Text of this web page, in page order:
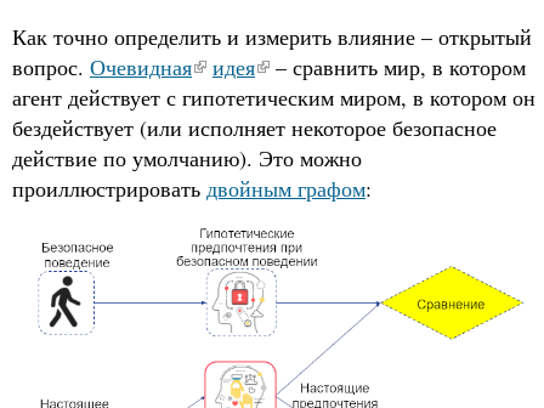
Как точно определить и измерить влияние – открытый
вопрос. Очевидная идея
– сравнить мир, в котором
агент действует с гипотетическим миром, в котором он
бездействует (или исполняет некоторое безопасное
действие по умолчанию). Это можно
проиллюстрировать двойным графом: